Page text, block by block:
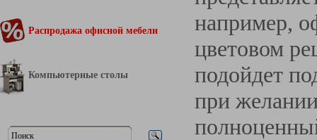
Распродажа офисной мебели
Компьютерные столы
например,
цветовом
подойдет
при